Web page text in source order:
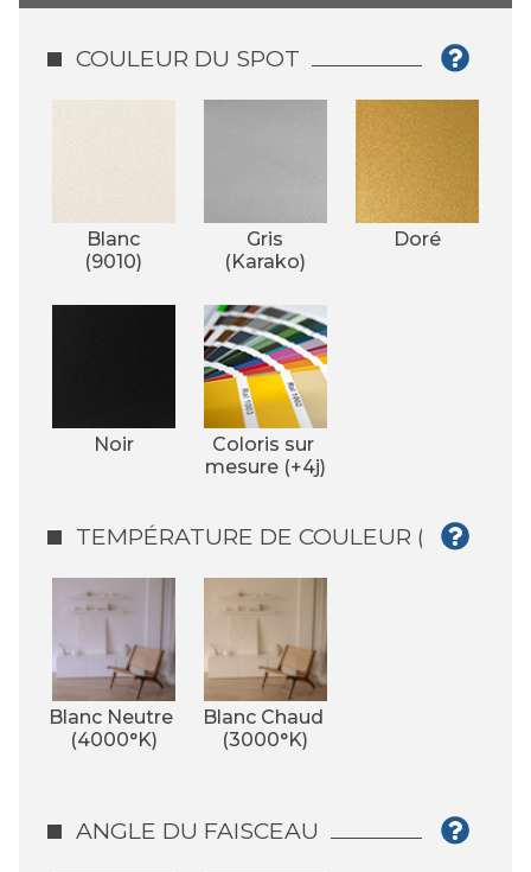
COULEUR DU SPOT
Blanc
(9010)
Gris
(Karako)
Doré
Noir
Coloris sur
mesure (+4j)
TEMPÉRATURE DE COULEUR (°K)
Blanc Neutre
(4000°K)
Blanc Chaud
(3000°K)
ANGLE DU FAISCEAU